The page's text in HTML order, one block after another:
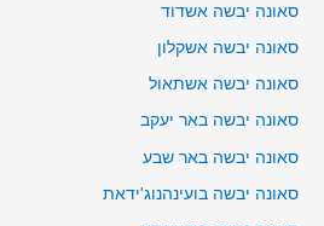
סאונה יבשה אשדוד
סאונה יבשה אשקלון
סאונה יבשה אשתאול
סאונה יבשה באר יעקב
סאונה יבשה באר שבע
סאונה יבשה בועינהנוג'ידאת